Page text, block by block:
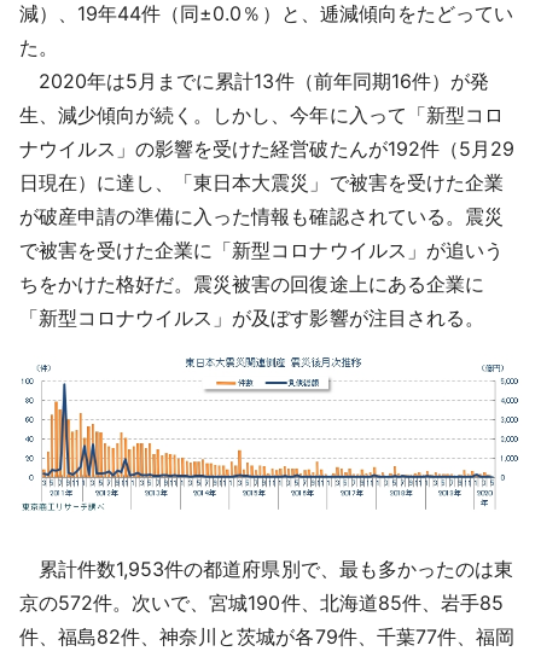
減）、19年44件（同±0.0％）と、逓減傾向をたどってい
た。
2020年は5月までに累計13件（前年同期16件）が発
生、減少傾向が続く。しかし、今年に入って「新型コロ
ナウイルス」の影響を受けた経営破たんが192件（5月29
日現在）に達し、「東日本大震災」で被害を受けた企業
が破産申請の準備に入った情報も確認されている。震災
で被害を受けた企業に「新型コロナウイルス」が追いう
ちをかけた格好だ。震災被害の回復途上にある企業に
「新型コロナウイルス」が及ぼす影響が注目される。
累計件数1,953件の都道府県別で、最も多かったのは東
京の572件。次いで、宮城190件、北海道85件、岩手85
件、福島82件、神奈川と茨城が各79件、千葉77件、福岡